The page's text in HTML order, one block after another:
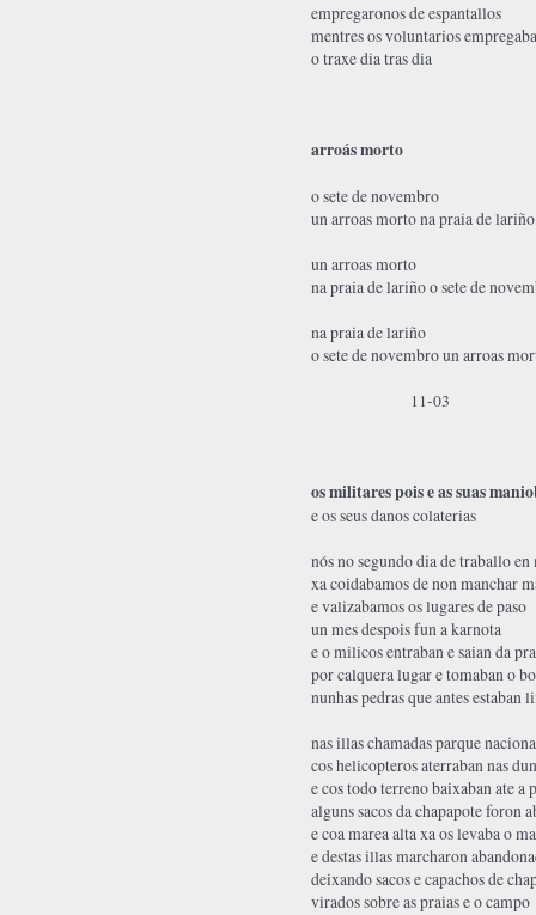
empregaronos de espantallos
mentres os voluntarios
o traxe dia tras dia
arroás morto
o sete de novembro
un arroas morto na praia de lariño
un arroas morto
na praia de lariño o sete de
na praia de lariño
o sete de novembro un arroas
11-03
os militares pois e as suas
e os seus danos colaterias
nós no segundo dia de traballo en
xa coidabamos de non manchar
e valizabamos os lugares de paso
un mes despois fun a karnota
e o milicos entraban e saian da
por calquera lugar e tomaban o
nunhas pedras que antes estaban
nas illas chamadas parque
cos helicopteros aterraban nas
e cos todo terreno baixaban ate a
alguns sacos da chapapote foron
e coa marea alta xa os levaba o
e destas illas marcharon
deixando sacos e capachos de
virados sobre as praias e o campo